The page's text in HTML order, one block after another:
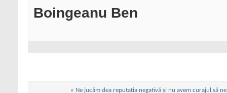
Boingeanu Ben
« Ne jucăm dea reputația negativă și nu avem curajul să